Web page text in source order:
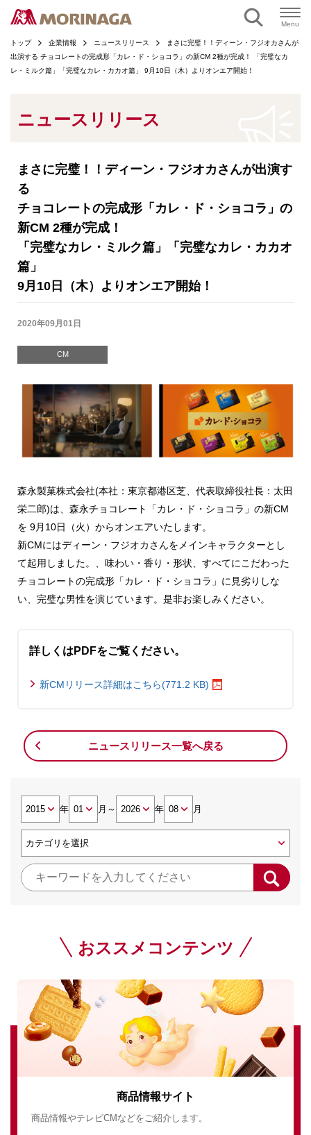
Menu
トップ 企業情報 ニュースリリース
まさに完璧！！ディーン・フジオカさんが
出演する チョコレートの完成形「カレ・ド・ショコラ」の新CM 2種が完成！ 「完璧なカ
レ・ミルク篇」「完璧なカレ・カカオ篇」 9月10日（木）よりオンエア開始！
ニュースリリース
まさに完璧！！ディーン・フジオカさんが出演す
る
チョコレートの完成形「カレ・ド・ショコラ」の
新CM 2種が完成！
「完璧なカレ・ミルク篇」「完璧なカレ・カカオ
篇」
9月10日（木）よりオンエア開始！
2020年09月01日
CM
森永製菓株式会社(本社：東京都港区芝、代表取締役社長：太田
栄二郎)は、森永チョコレート「カレ・ド・ショコラ」の新CM
を 9月10日（火）からオンエアいたします。
新CMにはディーン・フジオカさんをメインキャラクターとし
て起用しました。、味わい・香り・形状、すべてにこだわった
チョコレートの完成形「カレ・ド・ショコラ」に見劣りしな
い、完璧な男性を演じています。是非お楽しみください。
詳しくはPDFをご覧ください。
新CMリリース詳細はこちら(771.2 KB)
ニュースリリース一覧へ戻る
年 月 ～ 年 月
おススメコンテンツ
商品情報サイト
商品情報やテレビCMなどをご紹介します。